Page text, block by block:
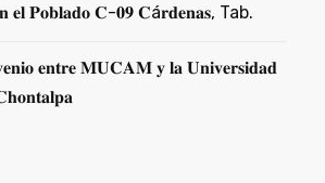
𝐞𝐥 𝐏𝐨𝐛𝐥𝐚𝐝𝐨 𝐂-𝟎𝟗 𝐂á𝐫𝐝𝐞𝐧𝐚𝐬, Tab.
𝐞𝐧𝐭𝐫𝐞 𝐌𝐔𝐂𝐀𝐌 𝐲 𝐥𝐚 𝐔𝐧𝐢𝐯𝐞𝐫𝐬𝐢𝐝𝐚𝐝